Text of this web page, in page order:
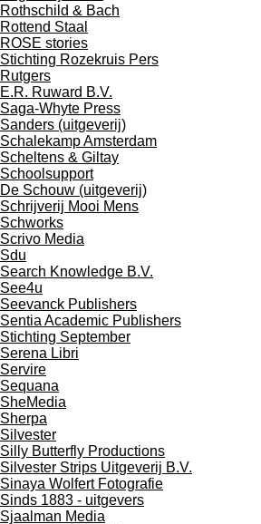
Rothschild & Bach
Rottend Staal
ROSE stories
Stichting Rozekruis Pers
Rutgers
E.R. Ruward B.V.
Saga-Whyte Press
Sanders (uitgeverij)
Schalekamp Amsterdam
Scheltens & Giltay
Schoolsupport
De Schouw (uitgeverij)
Schrijverij Mooi Mens
Schworks
Scrivo Media
Sdu
Search Knowledge B.V.
See4u
Seevanck Publishers
Sentia Academic Publishers
Stichting September
Serena Libri
Servire
Sequana
SheMedia
Sherpa
Silvester
Silly Butterfly Productions
Silvester Strips Uitgeverij B.V.
Sinaya Wolfert Fotografie
Sinds 1883 - uitgevers
Sjaalman Media